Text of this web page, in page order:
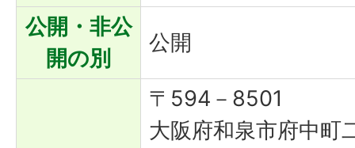
公開・非公
開の別
公開
〒594－8501
大阪府和泉市府中町